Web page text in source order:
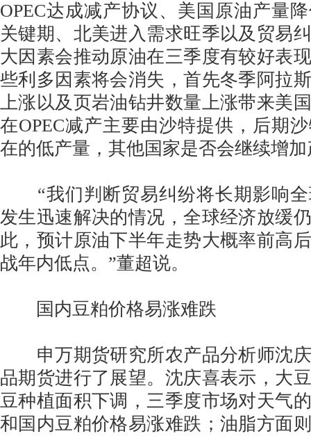
OPEC达成减产协议、美国原油产量
关键期、北美进入需求旺季以及贸易
大因素会推动原油在三季度有较好表
些利多因素将会消失，首先冬季阿拉
上涨以及页岩油钻井数量上涨带来美
在OPEC减产主要由沙特提供，后期
在的低产量，其他国家是否会继续增
“我们判断贸易纠纷将长期影响全
发生迅速解决的情况，全球经济放缓
此，预计原油下半年走势大概率前高
战年内低点。”董超说。
国内豆粕价格易涨难跌
申万期货研究所农产品分析师沈庆
品期货进行了展望。沈庆喜表示，大
豆种植面积下调，三季度市场对天气
和国内豆粕价格易涨难跌；油脂方面